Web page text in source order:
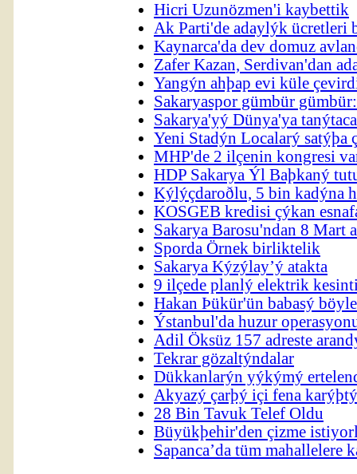
Hicri Uzunözmen'i kaybettik
Ak Parti'de adaylýk ücretleri
Kaynarca'da dev domuz
Zafer Kazan, Serdivan'dan
Yangýn ahþap evi küle
Sakaryaspor gümbür
Sakarya'yý Dünya'ya
Yeni Stadýn Localarý satýþa
MHP'de 2 ilçenin kongresi
HDP Sakarya Ýl Baþkaný
Kýlýçdaroðlu, 5 bin kadýna
KOSGEB kredisi çýkan
Sakarya Barosu'ndan 8 Mart
Sporda Örnek birliktelik
Sakarya Kýzýlay’ý atakta
9 ilçede planlý elektrik
Hakan Þükür'ün babasý
Ýstanbul'da huzur
Adil Öksüz 157 adreste
Tekrar gözaltýndalar
Dükkanlarýn yýkýmý
Akyazý çarþý içi fena
28 Bin Tavuk Telef Oldu
Büyükþehir'den çizme
Sapanca’da tüm mahallelere